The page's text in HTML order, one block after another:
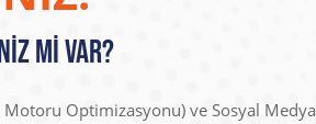
mi Var?
Motoru Optimizasyonu) ve Sosyal Medya